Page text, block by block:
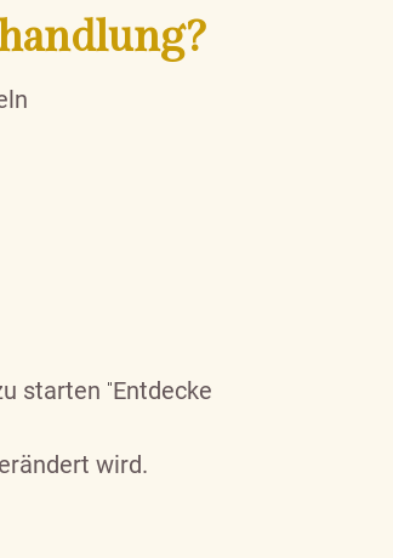
starten "Entdecke
wird.